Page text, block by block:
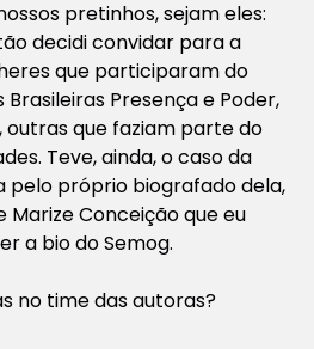
pretinhos, sejam eles:
decidi convidar para a
que participaram do
Brasileiras Presença e Poder,
outras que faziam parte do
Teve, ainda, o caso da
pelo próprio biografado dela,
Marize Conceição que eu
a bio do Semog.
no time das autoras?